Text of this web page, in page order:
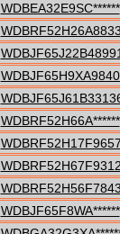
WDBEA32E9SC******
WDBRF52H66A******
WDBJF65F8WA******